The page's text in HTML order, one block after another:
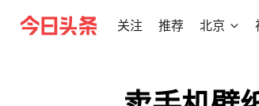
关注 推荐 北京